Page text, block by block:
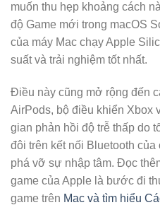
muốn thu hẹp khoảng cách
độ Game mới trong macOS
của máy Mac chạy Apple
suất và trải nghiệm tốt nhất.
Điều này cũng mở rộng đến
AirPods, bộ điều khiển Xbox
gian phản hồi độ trễ thấp do
đôi trên kết nối Bluetooth
phá vỡ sự nhập tâm. Đọc
game của Apple là bước đi
game trên Mac và tìm hiểu